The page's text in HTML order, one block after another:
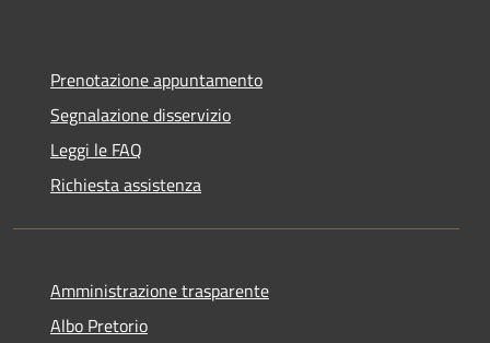
Prenotazione appuntamento
Segnalazione disservizio
Leggi le FAQ
Richiesta assistenza
Amministrazione trasparente
Albo Pretorio